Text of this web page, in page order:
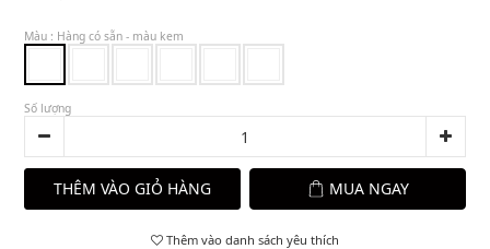
Màu : Hàng có sẵn - màu kem
Số lượng
THÊM VÀO GIỎ HÀNG MUA NGAY
Thêm vào danh sách yêu thích